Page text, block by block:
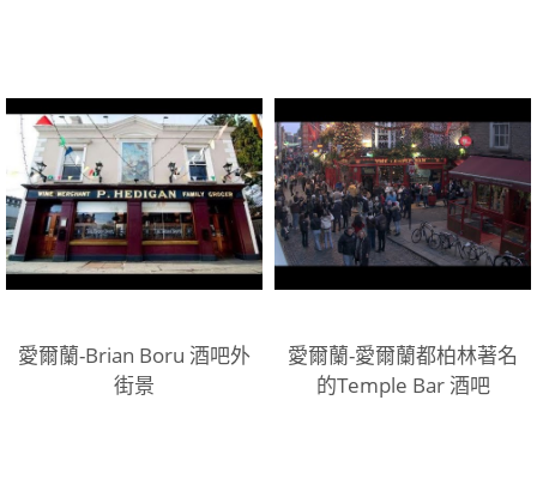
愛爾蘭-Brian Boru 酒吧外
街景
愛爾蘭-愛爾蘭都柏林著名
的Temple Bar 酒吧